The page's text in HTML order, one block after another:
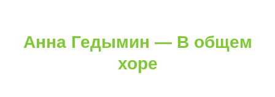
Анна Гедымин — В общем
хоре